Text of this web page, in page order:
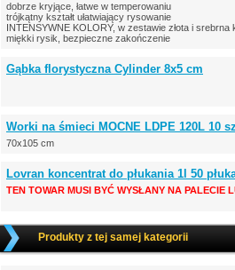
dobrze kryjące, łatwe w temperowaniu
trójkątny kształt ułatwiający rysowanie
INTENSYWNE KOLORY, w zestawie złota i srebrna
miękki rysik, bezpieczne zakończenie
Gąbka florystyczna Cylinder 8x5 cm
Worki na śmieci MOCNE LDPE 120L 10
70x105 cm
Lovran koncentrat do płukania 1l 50
TEN TOWAR MUSI BYĆ WYSŁANY NA PALECIE
Produkty z tej samej kategorii